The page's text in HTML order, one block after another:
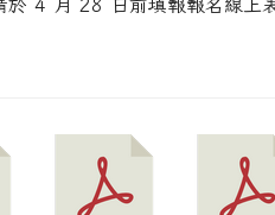
於 4 月 28 日前填報報名線上